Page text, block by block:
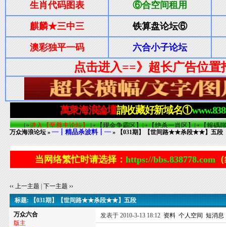
万众海浪论坛»┈┋精品杀波料┋┈» 【031期】【世间路★★杀段★★】五段
当网络繁忙时请选择： https://bbs.838778.com
‹‹ 上一主题 |下一主题 ››
标题: 【031期】【世间路★★杀段★★】五段
万众六合
版主
发表于 2010-3-13 18:12 资料 个人空间 短消息